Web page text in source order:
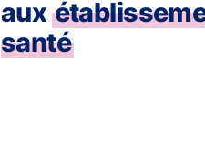
aux
santé